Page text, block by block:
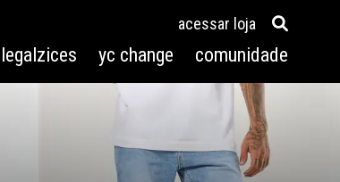
legalzices yc change comunidade
acessar loja